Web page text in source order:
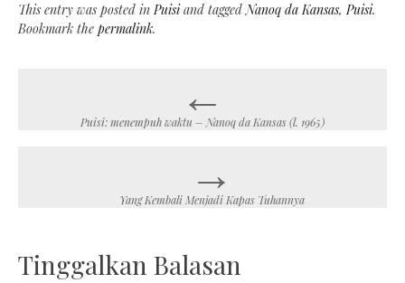
This entry was posted inPuisiand taggedNanoq da Kansas,Puisi.
Bookmark the permalink.
navigation
←
Puisi: menempuh waktu – Nanoq da Kansas (l. 1965)
→
Yang Kembali Menjadi Kapas Tuhannya
Tinggalkan Balasan